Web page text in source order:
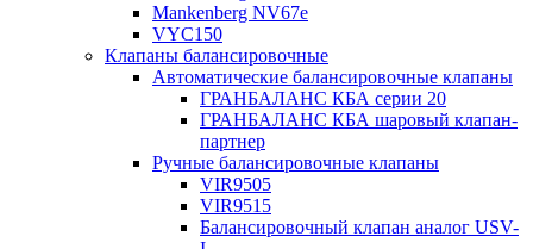
Mankenberg NV67e
VYC150
Клапаны балансировочные
Автоматические балансировочные клапаны
ГРАНБАЛАНС КБА серии 20
ГРАНБАЛАНС КБА шаровый клапан-
партнер
Ручные балансировочные клапаны
VIR9505
VIR9515
Балансировочный клапан аналог USV-